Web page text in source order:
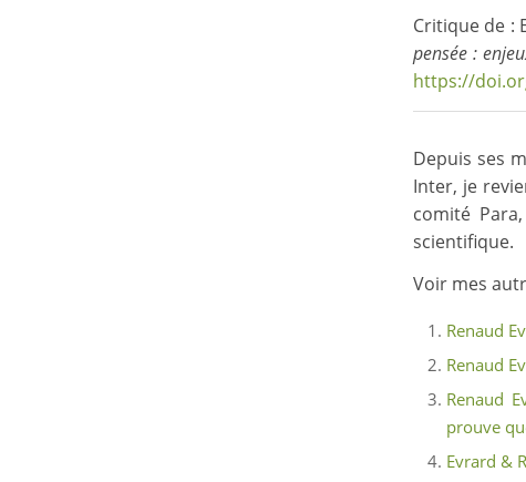
Critique de :
pensée :
https://
Depuis ses
Inter, je
comité
scientifique.
Voir mes
Renaud
Renaud
Renaud
prouve
Evrard &